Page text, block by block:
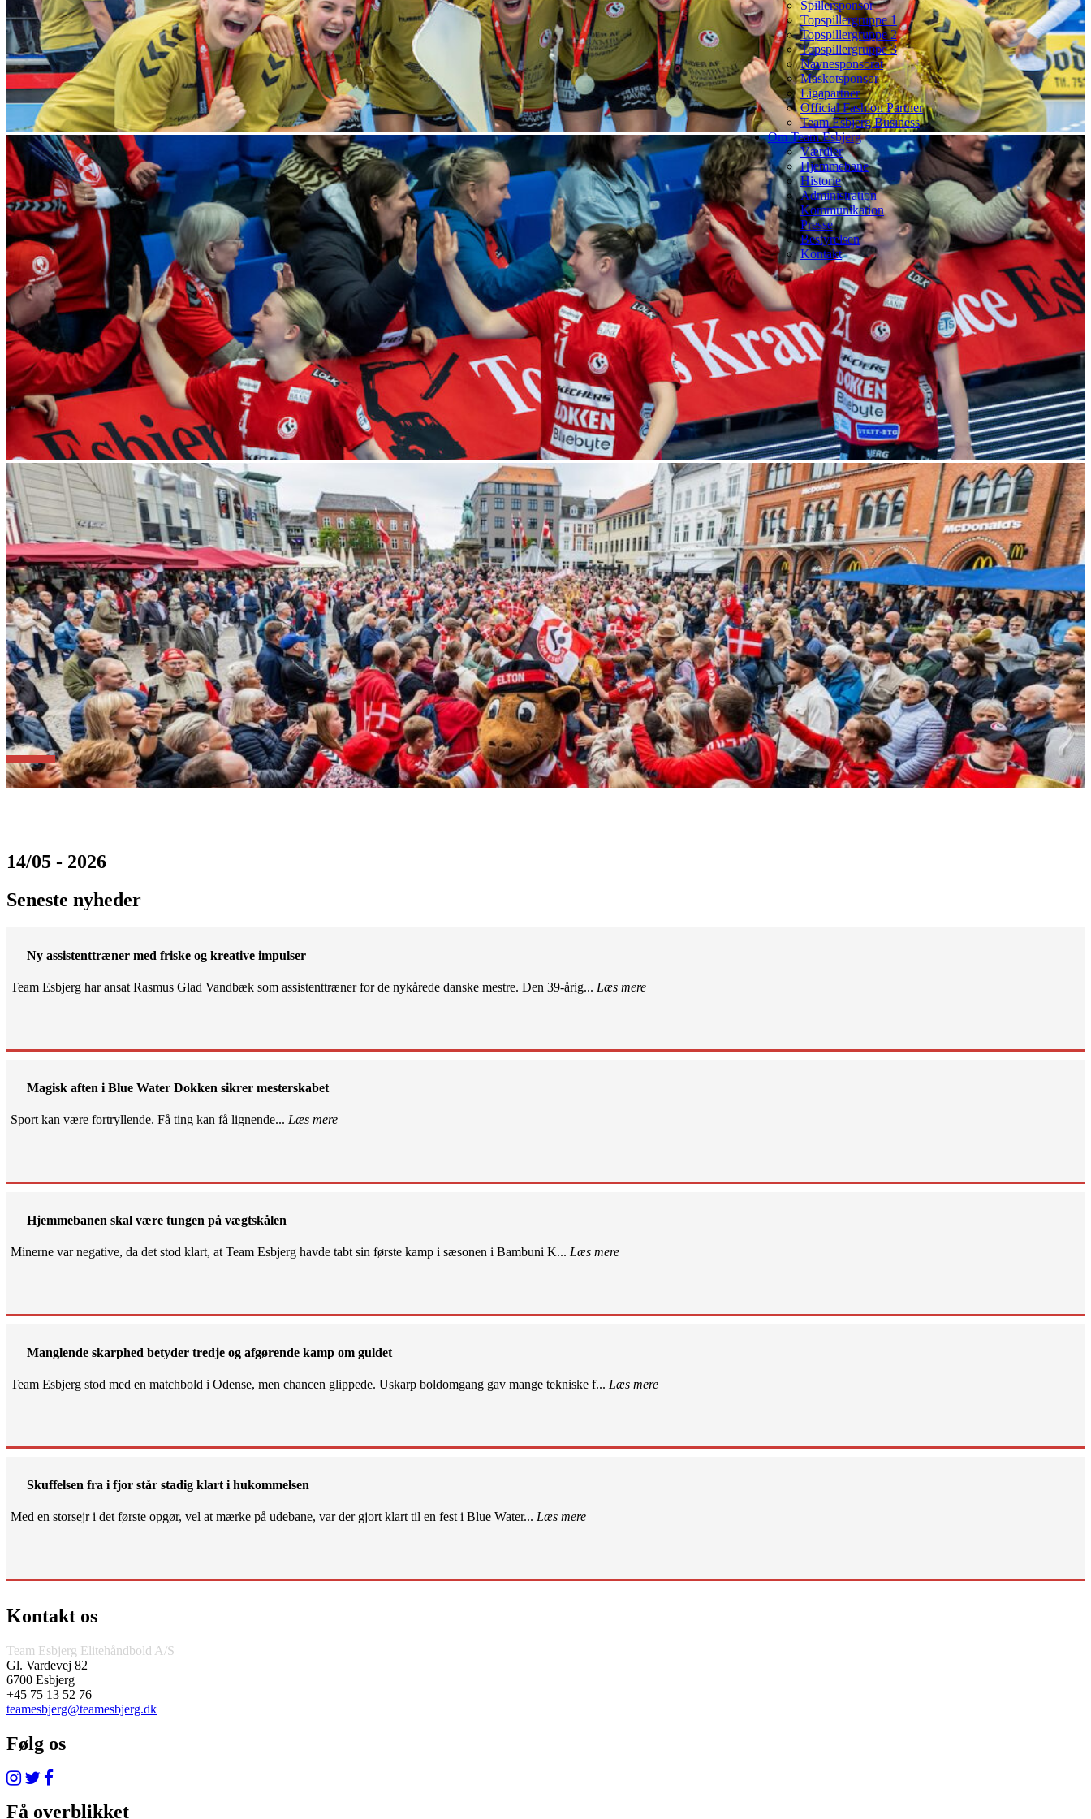
Spillersponsor
Topspillergruppe 1
Topspillergruppe 2
Topspillergruppe 3
Navnesponsorat
Maskotsponsor
Ligapartner
Official Fashion Partner
Team Esbjerg Business
Om Team Esbjerg
Værdier
Hjemmebane
Historie
Administration
Kommunikation
Presse
Bestyrelsen
Kontakt
14/05 - 2026
Seneste nyheder
Ny assistenttræner med friske og kreative impulser
Team Esbjerg har ansat Rasmus Glad Vandbæk som assistenttræner for de nykårede danske mestre. Den 39-årig... Læs mere
Magisk aften i Blue Water Dokken sikrer mesterskabet
Sport kan være fortryllende. Få ting kan få lignende... Læs mere
Hjemmebanen skal være tungen på vægtskålen
Minerne var negative, da det stod klart, at Team Esbjerg havde tabt sin første kamp i sæsonen i Bambuni K... Læs mere
Manglende skarphed betyder tredje og afgørende kamp om guldet
Team Esbjerg stod med en matchbold i Odense, men chancen glippede. Uskarp boldomgang gav mange tekniske f... Læs mere
Skuffelsen fra i fjor står stadig klart i hukommelsen
Med en storsejr i det første opgør, vel at mærke på udebane, var der gjort klart til en fest i Blue Water... Læs mere
Kontakt os
Team Esbjerg Elitehåndbold A/S
Gl. Vardevej 82
6700 Esbjerg
+45 75 13 52 76
teamesbjerg@teamesbjerg.dk
Følg os
Få overblikket